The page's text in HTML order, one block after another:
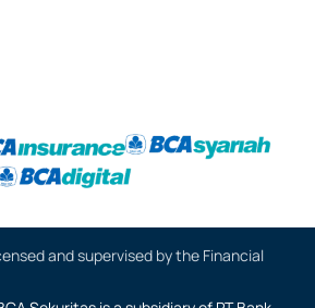
and supervised by the Financial